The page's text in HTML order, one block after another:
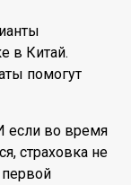
в Китай.
помогут
если во время
страховка не
первой